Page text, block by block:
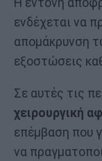
Η έντονη
ενδέχεται να
απομάκρυνση
εξοστώσεις
Σε αυτές τις
χειρουργική
επέμβαση που
να